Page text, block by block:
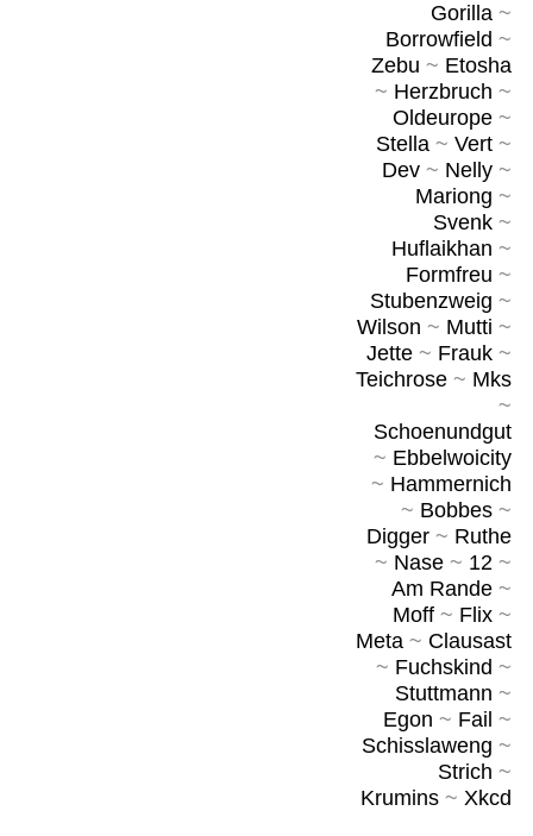
Gorilla~
Borrowfield ~
Zebu ~ Etosha
~ Herzbruch ~
Oldeurope~
Stella~ Vert~
Dev~ Nelly~
Mariong ~
Svenk~
Huflaikhan ~
Formfreu ~
Stubenzweig ~
Wilson ~ Mutti ~
Jette~ Frauk~
Teichrose~ Mks
~
Schoenundgut
~ Ebbelwoicity
~ Hammernich
~ Bobbes~
Digger~ Ruthe
~ Nase~ 12~
Am Rande~
Moff~ Flix~
Meta~ Clausast
~ Fuchskind ~
Stuttmann ~
Egon ~ Fail ~
Schisslaweng ~
Strich ~
Krumins~ Xkcd